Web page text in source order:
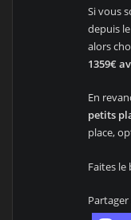
Si vous
depuis
alors
1359€
En
petits
place,
Faites